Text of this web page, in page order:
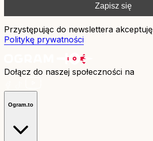
Przystępując do newslettera akceptuję
Politykę prywatności
Dołącz do naszej społeczności na
Ogram.to